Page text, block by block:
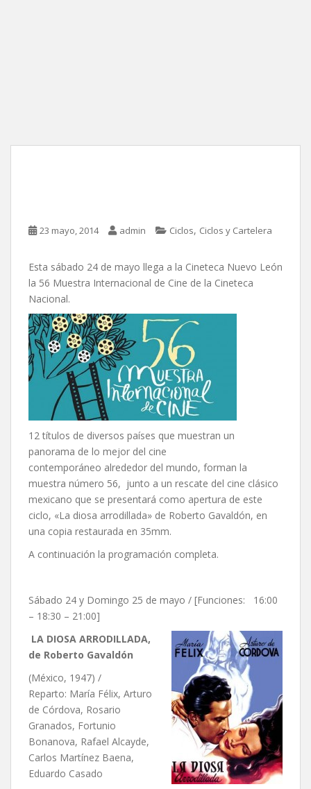
23 mayo, 2014 admin Ciclos, Ciclos y Cartelera
Esta sábado 24 de mayo llega a la Cineteca Nuevo León
la 56 Muestra Internacional de Cine de la Cineteca
Nacional.
12 títulos de diversos países que muestran un
panorama de lo mejor del cine
contemporáneo alrededor del mundo, forman la
muestra número 56, junto a un rescate del cine clásico
mexicano que se presentará como apertura de este
ciclo, «La diosa arrodillada» de Roberto Gavaldón, en
una copia restaurada en 35mm.
A continuación la programación completa.
Sábado 24 y Domingo 25 de mayo / [Funciones: 16:00
– 18:30 – 21:00]
LA DIOSA ARRODILLADA,
de Roberto Gavaldón
(México, 1947) /
Reparto: María Félix, Arturo
de Córdova, Rosario
Granados, Fortunio
Bonanova, Rafael Alcayde,
Carlos Martínez Baena,
Eduardo Casado